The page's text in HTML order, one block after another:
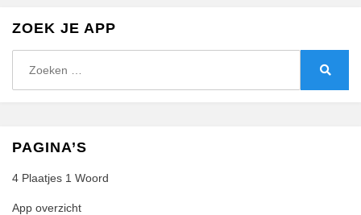
ZOEK JE APP
naar:
PAGINA’S
4 Plaatjes 1 Woord
App overzicht